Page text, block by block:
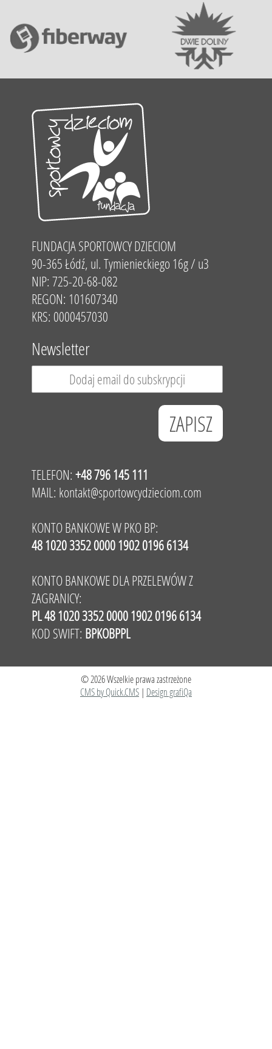
FUNDACJA SPORTOWCY DZIECIOM
90-365 Łódź, ul. Tymienieckiego 16g / u3
NIP: 725-20-68-082
REGON: 101607340
KRS: 0000457030
Newsletter
TELEFON: +48 796 145 111
MAIL: kontakt@sportowcydzieciom.com
KONTO BANKOWE W PKO BP:
48 1020 3352 0000 1902 0196 6134
KONTO BANKOWE DLA PRZELEWÓW Z
ZAGRANICY:
PL 48 1020 3352 0000 1902 0196 6134
KOD SWIFT: BPKOBPPL
© 2026 Wszelkie prawa zastrzeżone
CMS by Quick.CMS | Design grafiQa